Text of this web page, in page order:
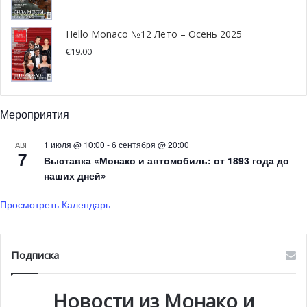
Hello Monaco №12 Лето – Осень 2025
€19.00
Мероприятия
АВГ
7
1 июля @ 10:00 -6 сентября @ 20:00
Выставка «Монако и автомобиль: от 1893 года до
наших дней»
Просмотреть Календарь
Подписка
Новости из Монако и